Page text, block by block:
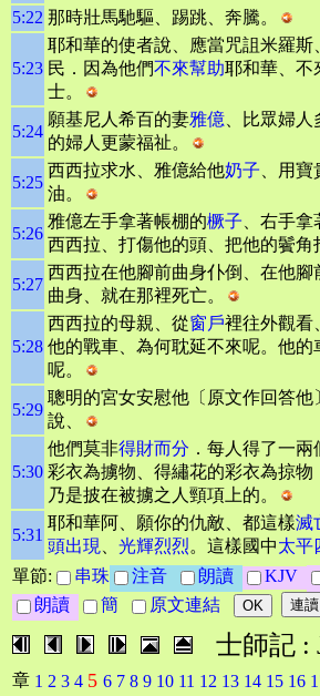
5:22 那時壯馬馳驅、踢跳、奔騰。
5:23
耶和華的使者說、應當咒詛米羅斯
民．因為他們不來幫助耶和華、不
士。
5:24
願基尼人希百的妻雅億 、比眾婦
的婦人更蒙福祉。
5:25
西西拉求水、雅億給他奶子 、用
油。
5:26
雅億左手拿著帳棚的橛子 、右手
西西拉、打傷他的頭、把他的鬢角
5:27
西西拉在他腳前曲身仆倒、在他腳
曲身、就在那裡死亡。
5:28
西西拉的母親、從窗戶裡往外觀看
他的戰車、為何耽延不來呢。他的
呢。
5:29
聰明的宮女安慰他〔原文作回答他
說、
5:30
他們莫非得財而分 ．每人得了一
彩衣為擄物、得繡花的彩衣為掠物
乃是披在被擄之人頸項上的。
5:31
耶和華阿、願你的仇敵、都這樣滅
頭出現
光輝烈烈。這樣國中太平
單節:
串珠 注音 朗讀 KJV
朗讀
簡 原文連結
士師記 :
章 1 2 3 4 5 6 7 8 9 10 11 12 13 14 15 16